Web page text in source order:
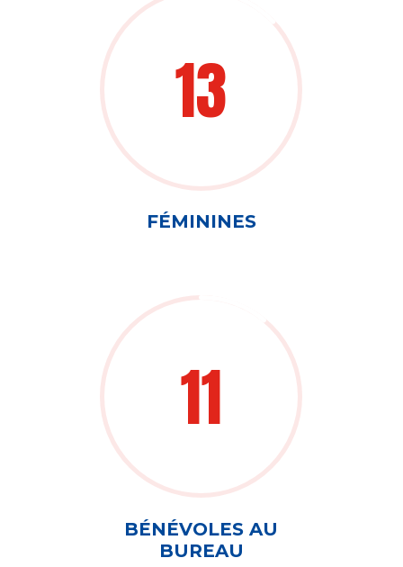
13
FÉMININES
11
BÉNÉVOLES AU
BUREAU